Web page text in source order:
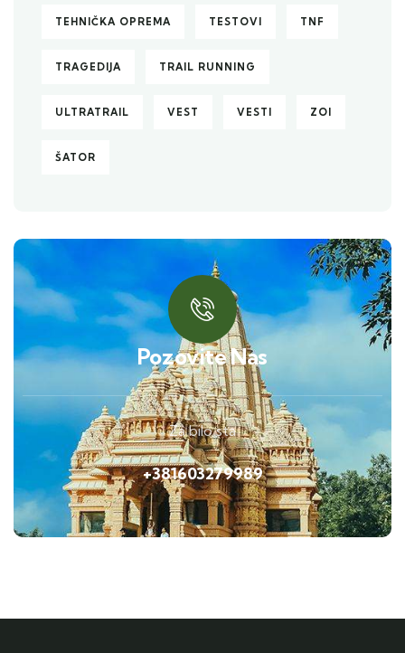
TEHNIČKA OPREMA TESTOVI TNF
TRAGEDIJA TRAIL RUNNING
ULTRATRAIL VEST VESTI ZOI
ŠATOR
Pozovite Nas
Za bilo sta
+381603279989